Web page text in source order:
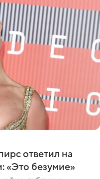
ответил на
«Это безумие»